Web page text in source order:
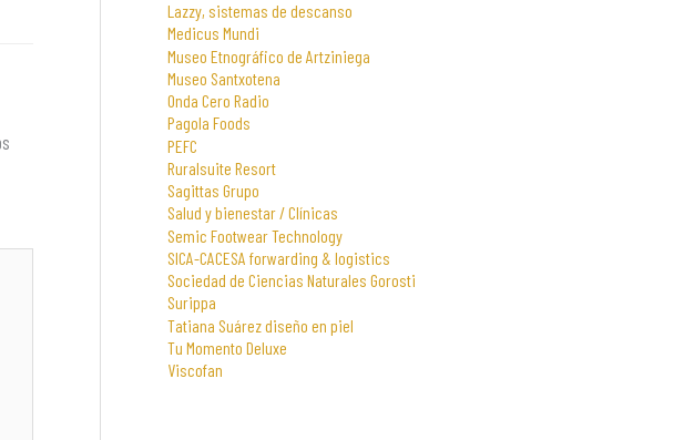
Lazzy, sistemas de descanso
Medicus Mundi
Museo Etnográfico de Artziniega
Museo Santxotena
Onda Cero Radio
Pagola Foods
PEFC
Ruralsuite Resort
Sagittas Grupo
Salud y bienestar / Clínicas
Semic Footwear Technology
SICA-CACESA forwarding & logistics
Sociedad de Ciencias Naturales Gorosti
Surippa
Tatiana Suárez diseño en piel
Tu Momento Deluxe
Viscofan